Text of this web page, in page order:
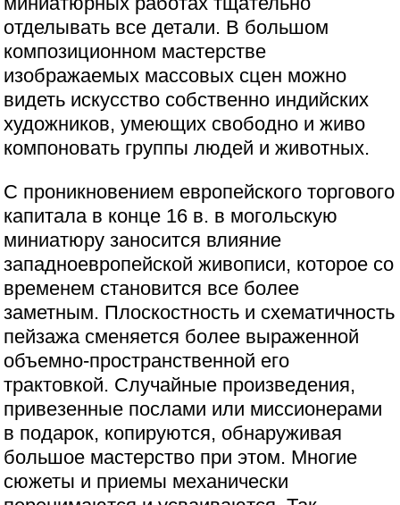
отделывать все детали. В большом
композиционном мастерстве
изображаемых массовых сцен можно
видеть искусство собственно индийских
художников, умеющих свободно и живо
компоновать группы людей и животных.
С проникновением европейского торгового
капитала в конце 16 в. в могольскую
миниатюру заносится влияние
западноевропейской живописи, которое со
временем становится все более
заметным. Плоскостность и схематичность
пейзажа сменяется более выраженной
объемно-пространственной его
трактовкой. Случайные произведения,
привезенные послами или миссионерами
в подарок, копируются, обнаруживая
большое мастерство при этом. Многие
сюжеты и приемы механически